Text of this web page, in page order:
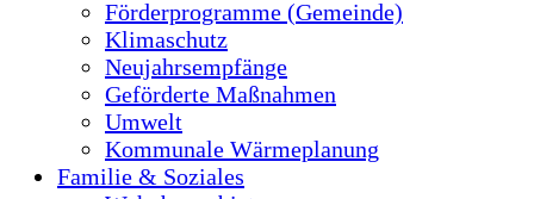
Förderprogramme (Gemeinde)
Klimaschutz
Neujahrsempfänge
Geförderte Maßnahmen
Umwelt
Kommunale Wärmeplanung
Familie & Soziales